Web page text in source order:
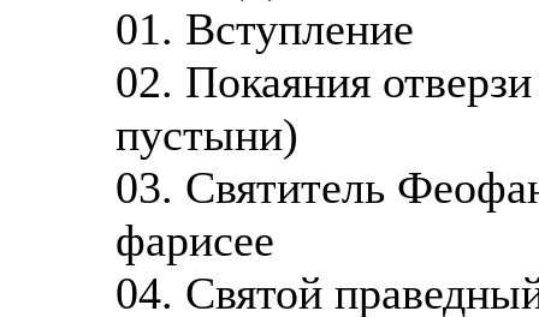
01. Вступление
02. Покаяния
пустыни)
03. Святитель
фарисее
04. Святой